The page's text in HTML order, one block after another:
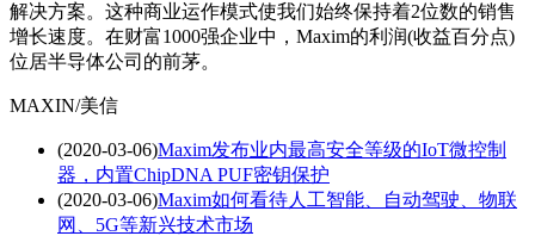
解决方案。这种商业运作模式使我们始终保持着2位数的销售
增长速度。在财富1000强企业中，Maxim的利润(收益百分点)
位居半导体公司的前茅。
MAXIN/美信
(2020-03-06)Maxim发布业内最高安全等级的IoT微控制
器，内置ChipDNA PUF密钥保护
(2020-03-06)Maxim如何看待人工智能、自动驾驶、物联
网、5G等新兴技术市场